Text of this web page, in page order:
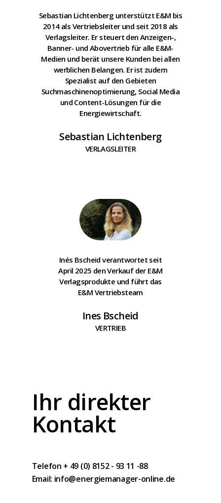
Sebastian Lichtenberg unterstützt E&M bis
2014 als Vertriebsleiter und seit 2018 als
Verlagsleiter. Er steuert den Anzeigen-,
Banner- und Abovertrieb für alle E&M-
Medien und berät unsere Kunden bei allen
werblichen Belangen. Er ist zudem
Spezialist auf den Gebieten
Suchmaschinenoptimierung, Social Media
und Content-Lösungen für die
Energiewirtschaft.
Sebastian Lichtenberg
VERLAGSLEITER
Inés Bscheid verantwortet seit
April 2025 den Verkauf der E&M
Verlagsprodukte und führt das
E&M Vertriebsteam
Ines Bscheid
VERTRIEB
Ihr direkter
Kontakt
Telefon + 49 (0) 8152 - 93 11 -88
Email: info@energiemanager-online.de